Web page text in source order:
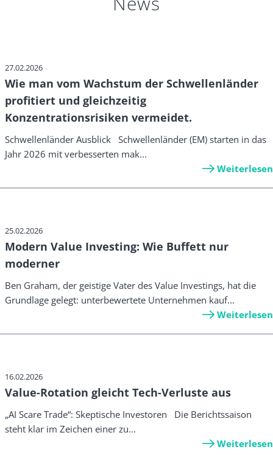
27.02.2026
Wie man vom Wachstum der Schwellenländer
profitiert und gleichzeitig
Konzentrationsrisiken vermeidet.
Schwellenländer Ausblick Schwellenländer (EM) starten in das
Jahr 2026 mit verbesserten mak...
Weiterlesen
25.02.2026
Modern Value Investing: Wie Buffett nur
moderner
Ben Graham, der geistige Vater des Value Investings, hat die
Grundlage gelegt: unterbewertete Unternehmen kauf...
Weiterlesen
16.02.2026
Value-Rotation gleicht Tech-Verluste aus
„AI Scare Trade“: Skeptische Investoren Die Berichtssaison
steht klar im Zeichen einer zu...
Weiterlesen